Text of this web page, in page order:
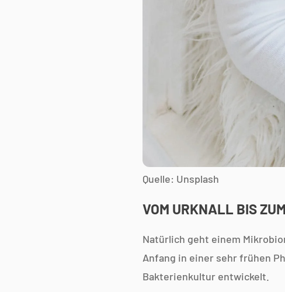
Quelle: Unsplash
VOM URKNALL BIS
Natürlich geht einem
Anfang in einer sehr frühen
Bakterienkultur entwickelt.